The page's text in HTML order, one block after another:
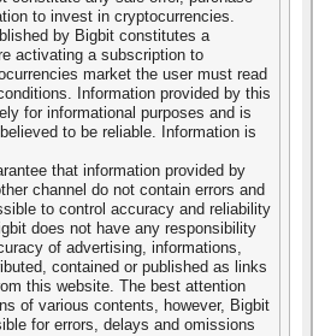
to invest in cryptocurrencies.
by Bigbit constitutes a
activating a subscription to
market the user must read
Information provided by this
for informational purposes and is
to be reliable. Information is
that information provided by
channel do not contain errors and
to control accuracy and reliability
does not have any responsibility
of advertising, informations,
contained or published as links
this website. The best attention
of various contents, however, Bigbit
for errors, delays and omissions